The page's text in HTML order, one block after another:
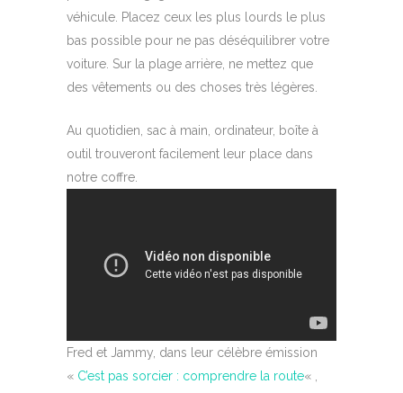
véhicule. Placez ceux les plus lourds le plus
bas possible pour ne pas déséquilibrer votre
voiture. Sur la plage arrière, ne mettez que
des vêtements ou des choses très légères.
Au quotidien, sac à main, ordinateur, boîte à
outil trouveront facilement leur place dans
notre coffre.
Fred et Jammy, dans leur célèbre émission
« C’est pas sorcier : comprendre la route« ,